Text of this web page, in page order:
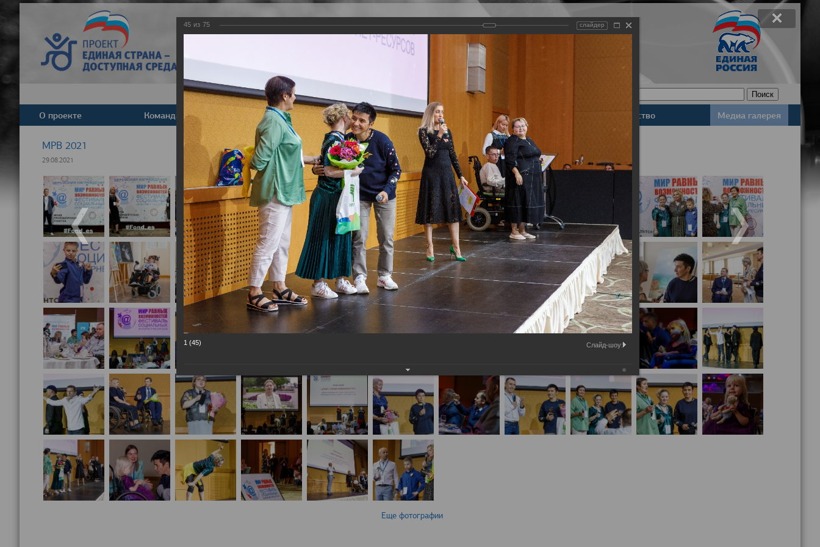
Задать вопрос
Версия для слабовидящих
О проекте Команда Новости Деятельность Базы данных Законодательство Медиа галерея
МРВ 2021
29.08.2021
Еще фотографии
45 из 75 слайдер
1 (45) Слайд-шоу: